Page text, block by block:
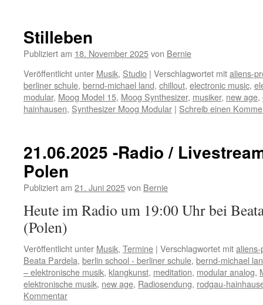
Stilleben
Publiziert am 18. November 2025von Bernie
Veröffentlicht unter Musik, Studio | Verschlagwortet mitaliens-
berliner schule, bernd-michael land, chillout, electronic music,
modular, Moog Model 15, Moog Synthesizer, musiker, new age,
hainhausen, Synthesizer Moog Modular | Schreib einen
21.06.2025 -Radio /
Polen
Publiziert am 21. Juni 2025von Bernie
Heute im Radio um 19:00 Uhr bei
(Polen)
Veröffentlicht unter Musik, Termine | Verschlagwortet mit
Beata Pardela, berlin school - berliner schule, bernd-michael
– elektronische musik, klangkunst, meditation, modular analog,
elektronische musik, new age, Radiosendung, rodgau-
Kommentar